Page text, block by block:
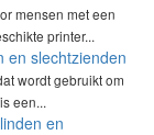
mensen met een
printer...
en slechtzienden
wordt gebruikt om
een...
en